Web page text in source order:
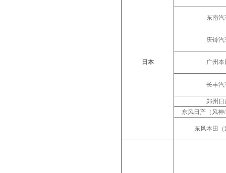
日本
东南汽
庆铃汽
广州本
长丰汽
郑州日
东风日产（风神
东风本田